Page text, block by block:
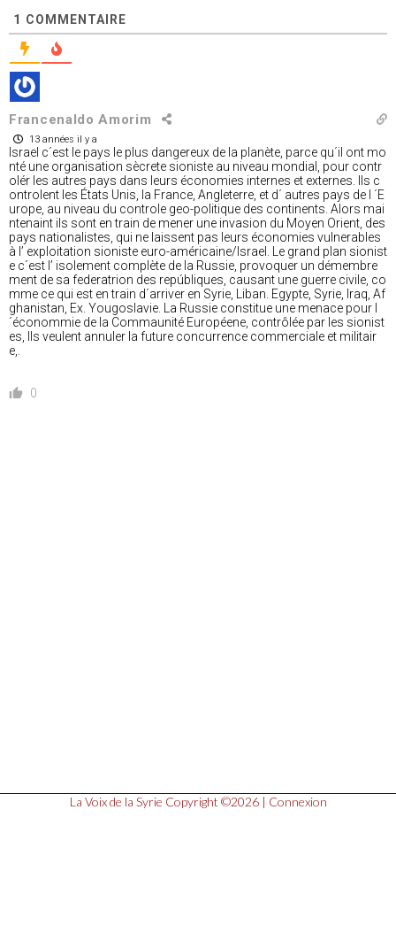
1 COMMENTAIRE
Francenaldo Amorim
13 années il y a
Israel c´est le pays le plus dangereux de la planète, parce qu´il ont mo
nté une organisation sècrete sioniste au niveau mondial, pour contr
olér les autres pays dans leurs économies internes et externes. Ils c
ontrolent les États Unis, la France, Angleterre, et d´ autres pays de l ´E
urope, au niveau du controle geo-politique des continents. Alors mai
ntenaint ils sont en train de mener une invasion du Moyen Orient, des
pays nationalistes, qui ne laissent pas leurs économies vulnerables
à l’ exploitation sioniste euro-américaine/Israel. Le grand plan sionist
e c´est l’ isolement complète de la Russie, provoquer un démembre
ment de sa federatrion des repúbliques, causant une guerre civile, co
mme ce qui est en train d´arriver en Syrie, Liban. Egypte, Syrie, Iraq, Af
ghanistan, Ex. Yougoslavie. La Russie constitue une menace pour l
´économmie de la Commaunité Européene, contrôlée par les sionist
es, Ils veulent annuler la future concurrence commerciale et militair
e,.
0
La Voix de la Syrie Copyright ©2026 | Connexion